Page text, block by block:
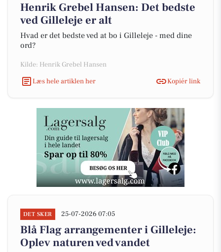
Henrik Grebel Hansen: Det bedste
ved Gilleleje er alt
Hvad er det bedste ved at bo i Gilleleje - med dine
ord?
Kilde: Henrik Grebel Hansen
Læs hele artiklen her
Kopiér link
DET SKER 25-07-2026 07:05
Blå Flag arrangementer i Gilleleje:
Oplev naturen ved vandet